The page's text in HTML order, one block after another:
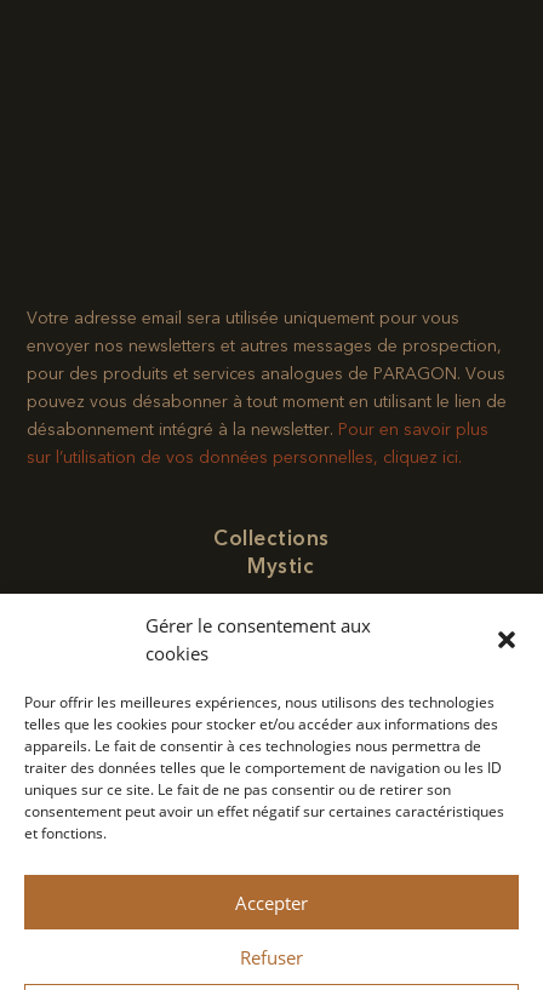
Gérer le consentement aux
cookies
Pour offrir les meilleures expériences, nous utilisons des technologies
telles que les cookies pour stocker et/ou accéder aux informations des
appareils. Le fait de consentir à ces technologies nous permettra de
traiter des données telles que le comportement de navigation ou les ID
uniques sur ce site. Le fait de ne pas consentir ou de retirer son
consentement peut avoir un effet négatif sur certaines caractéristiques
et fonctions.
Accepter
Refuser
Votre adresse email sera utilisée uniquement pour vous
envoyer nos newsletters et autres messages de prospection,
pour des produits et services analogues de PARAGON. Vous
pouvez vous désabonner à tout moment en utilisant le lien de
désabonnement intégré à la newsletter.​ Pour en savoir plus
sur l’utilisation de vos données personnelles, cliquez ici.
Collections
Mystic
Nous trouver
Contact
Concept
Politique de confidentialité
Monin 2022 Tous droits réservés
A consommer avec modération.